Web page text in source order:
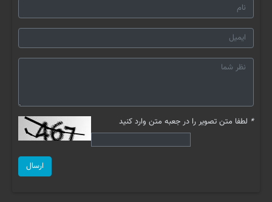
* لطفا متن تصویر را در جعبه متن وارد کنید
ارسال